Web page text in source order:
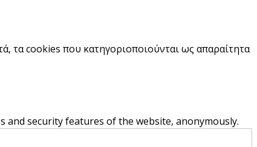
τα cookies που κατηγοριοποιούνται ως απαραίτητα
security features of the website, anonymously.